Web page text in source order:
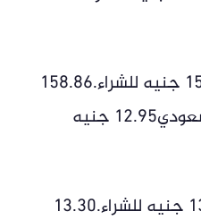
سعر الدينار الكويتي153.98 جنيه للشراء.158.86
جنيه للبيع‏‎سعر الريال السعودي12.95 جنيه
سعر الدرهم الإماراتي13.26 جنيه للشراء.13.30